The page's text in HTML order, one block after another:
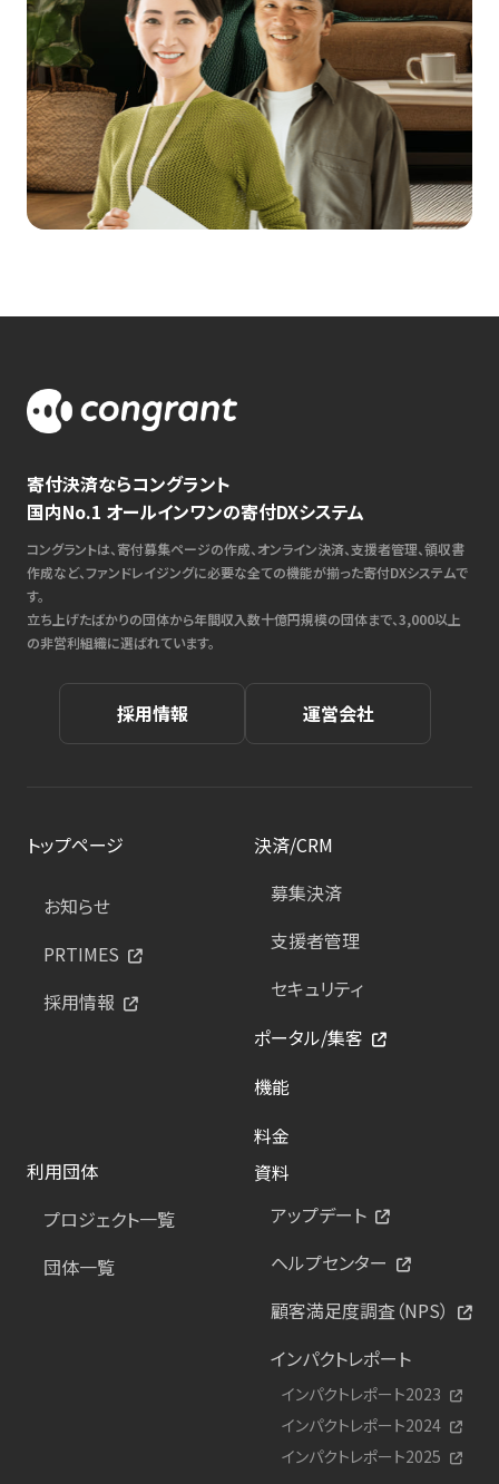
寄付決済ならコングラント
国内No.1 オールインワンの寄付DXシステム
コングラントは、寄付募集ページの作成、オンライン決済、支援者管理、領収書
作成など、ファンドレイジングに必要な全ての機能が揃った寄付DXシステムで
す。
立ち上げたばかりの団体から年間収入数十億円規模の団体まで、3,000以上
の非営利組織に選ばれています。
採用情報 運営会社
トップページ
お知らせ
PRTIMES
採用情報
決済/CRM
募集決済
支援者管理
セキュリティ
ポータル/集客
機能
料金
利用団体
プロジェクト一覧
団体一覧
資料
アップデート
ヘルプセンター
顧客満足度調査（NPS）
インパクトレポート
インパクトレポート2023
インパクトレポート2024
インパクトレポート2025